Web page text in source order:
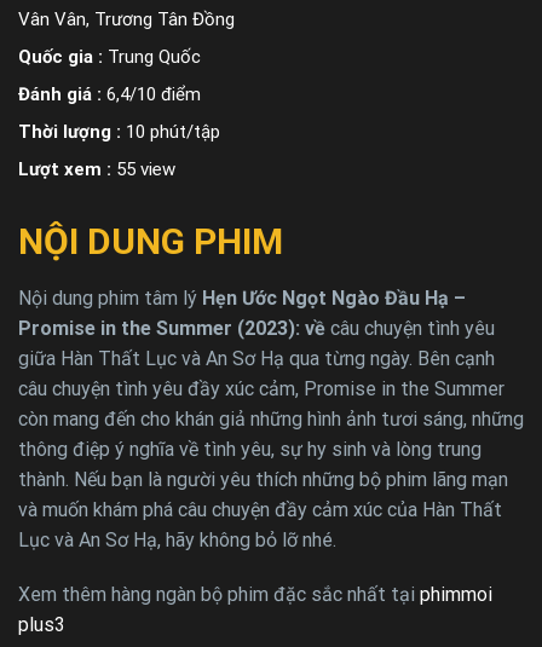
Vân Vân, Trương Tân Đồng
Quốc gia : Trung Quốc
Đánh giá : 6,4/10 điểm
Thời lượng : 10 phút/tập
Lượt xem : 55 view
NỘI DUNG PHIM
Nội dung phim tâm lý Hẹn Ước Ngọt Ngào Đầu Hạ –
Promise in the Summer (2023): về câu chuyện tình yêu
giữa Hàn Thất Lục và An Sơ Hạ qua từng ngày. Bên cạnh
câu chuyện tình yêu đầy xúc cảm, Promise in the Summer
còn mang đến cho khán giả những hình ảnh tươi sáng, những
thông điệp ý nghĩa về tình yêu, sự hy sinh và lòng trung
thành. Nếu bạn là người yêu thích những bộ phim lãng mạn
và muốn khám phá câu chuyện đầy cảm xúc của Hàn Thất
Lục và An Sơ Hạ, hãy không bỏ lỡ nhé.
Xem thêm hàng ngàn bộ phim đặc sắc nhất tại phimmoi
plus3